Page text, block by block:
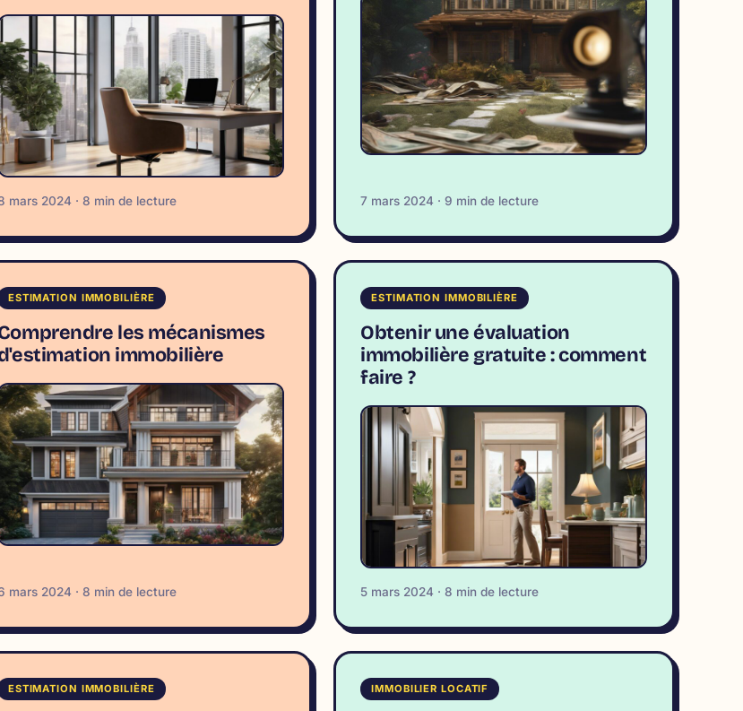
mars 2024 · 8 min de lecture 7 mars 2024 · 9 min de lecture
ESTIMATION IMMOBILIÈRE
les mécanismes
immobilière
mars 2024 · 8 min de lecture
ESTIMATION IMMOBILIÈRE
Obtenir une évaluation
immobilière gratuite : comment
faire ?
5 mars 2024 · 8 min de lecture
ESTIMATION IMMOBILIÈRE IMMOBILIER LOCATIF